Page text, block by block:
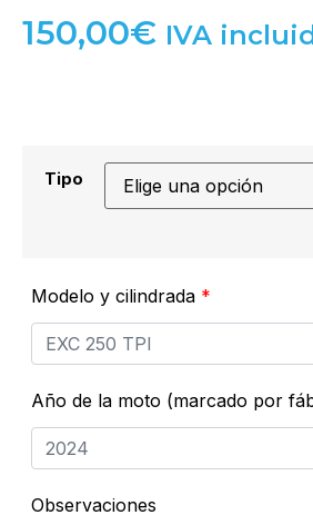
150,00€ IVA
Tipo
Modelo y cilindrada *
Año de la moto (marcado por
Observaciones